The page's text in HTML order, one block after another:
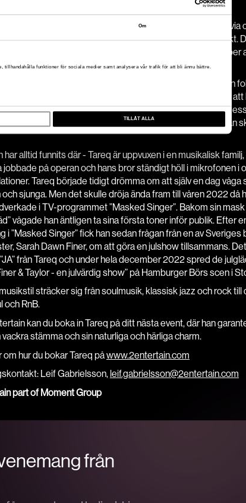
Om
tillhandahålla funktioner för sociala medier samt analysera vår trafik för att bli ännu bättre.
TILLÅT ALLA
glada över att få in Tareq bland de artister som bokas via
aktuell, folkkär och har dessutom en bredd rent musikaliskt.
kommer göra honom intressant för många olika typer
Andersson, vd 2Entertain.
Taylor är en av Sveriges mest framstående kockar och en
är väl känt, men något som inte är lika vida känt (än) är
titulera sig både sångare och artist. Och det med bravur
dock ett visst tv-program och en stor dos mod för att han
har alltid funnits där - Tareq är uppvuxen i en musikalisk
jobbade på operan och hans bror ständigt höll i mikrofonen i
Tareq började tidigt drömma om att själv en dag våga
och sjunga. Men det skulle dröja ända fram till våren 2022 då
i TV-programmet ”Masked Singer”. Bakom sin
vågade han äntligen ta sina första toner inför publik. Efter
i ”Masked Singer” fick han sedan frågan från en av Sveriges
Sarah Dawn Finer, om att göra en julshow tillsammans.
från Tareq och under hela december 2022 spred de
& Taylor - en julvärdig show” på Hamburger Börs scen i
sträcker sig från soulmusik, klassisk jazz och rock till
och RnB.
kan du boka in Tareq på ditt nästa event, där han
stämma och sin naturliga och härliga charm.
om hur du bokar Tareq påwww.2entertain.com
Leif Gabrielsson, leif.gabrielsson@2entertain.com
part of Moment Group
från